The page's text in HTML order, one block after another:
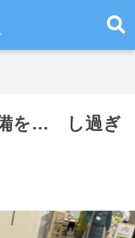
備を… し過ぎ